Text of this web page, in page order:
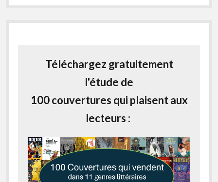
Téléchargez gratuitement
l'étude de
100 couvertures qui plaisent aux
lecteurs :